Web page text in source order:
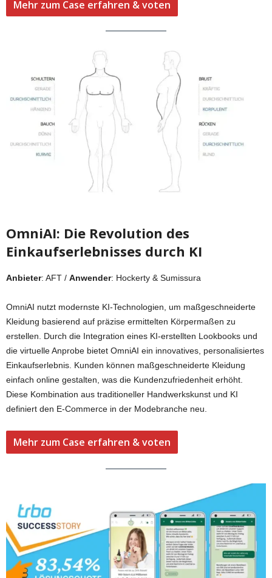
Mehr zum Case erfahren & voten
OmniAI: Die Revolution des
Einkaufserlebnisses durch KI
Anbieter: AFT / Anwender: Hockerty & Sumissura
OmniAI nutzt modernste KI-Technologien, um maßgeschneiderte
Kleidung basierend auf präzise ermittelten Körpermaßen zu
erstellen. Durch die Integration eines KI-erstellten Lookbooks und
die virtuelle Anprobe bietet OmniAI ein innovatives, personalisiertes
Einkaufserlebnis. Kunden können maßgeschneiderte Kleidung
einfach online gestalten, was die Kundenzufriedenheit erhöht.
Diese Kombination aus traditioneller Handwerkskunst und KI
definiert den E-Commerce in der Modebranche neu.
Mehr zum Case erfahren & voten